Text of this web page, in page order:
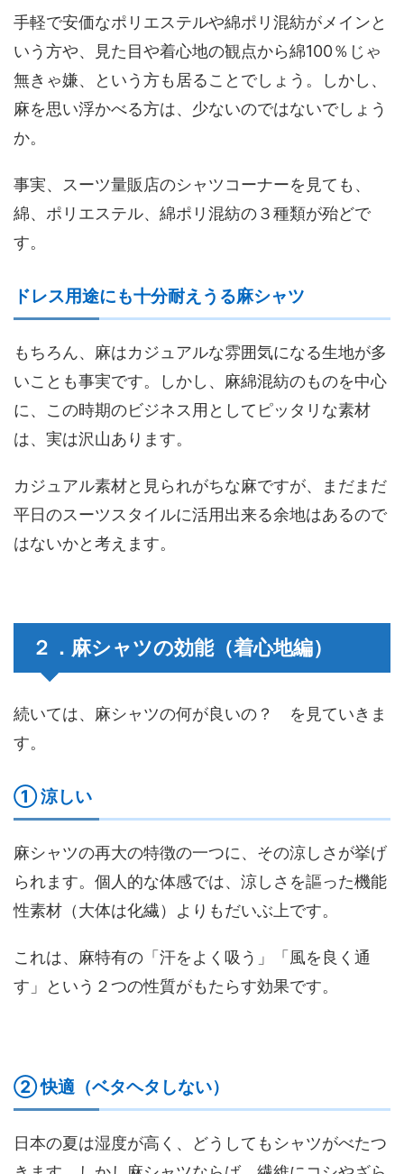
手軽で安価なポリエステルや綿ポリ混紡がメインと
いう方や、見た目や着心地の観点から綿100％じゃ
無きゃ嫌、という方も居ることでしょう。しかし、
麻を思い浮かべる方は、少ないのではないでしょう
か。
事実、スーツ量販店のシャツコーナーを見ても、
綿、ポリエステル、綿ポリ混紡の３種類が殆どで
す。
ドレス用途にも十分耐えうる麻シャツ
もちろん、麻はカジュアルな雰囲気になる生地が多
いことも事実です。しかし、麻綿混紡のものを中心
に、この時期のビジネス用としてピッタリな素材
は、実は沢山あります。
カジュアル素材と見られがちな麻ですが、まだまだ
平日のスーツスタイルに活用出来る余地はあるので
はないかと考えます。
２．麻シャツの効能（着心地編）
続いては、麻シャツの何が良いの？ を見ていきま
す。
① 涼しい
麻シャツの再大の特徴の一つに、その涼しさが挙げ
られます。個人的な体感では、涼しさを謳った機能
性素材（大体は化繊）よりもだいぶ上です。
これは、麻特有の「汗をよく吸う」「風を良く通
す」という２つの性質がもたらす効果です。
② 快適（ベタヘタしない）
日本の夏は湿度が高く、どうしてもシャツがべたつ